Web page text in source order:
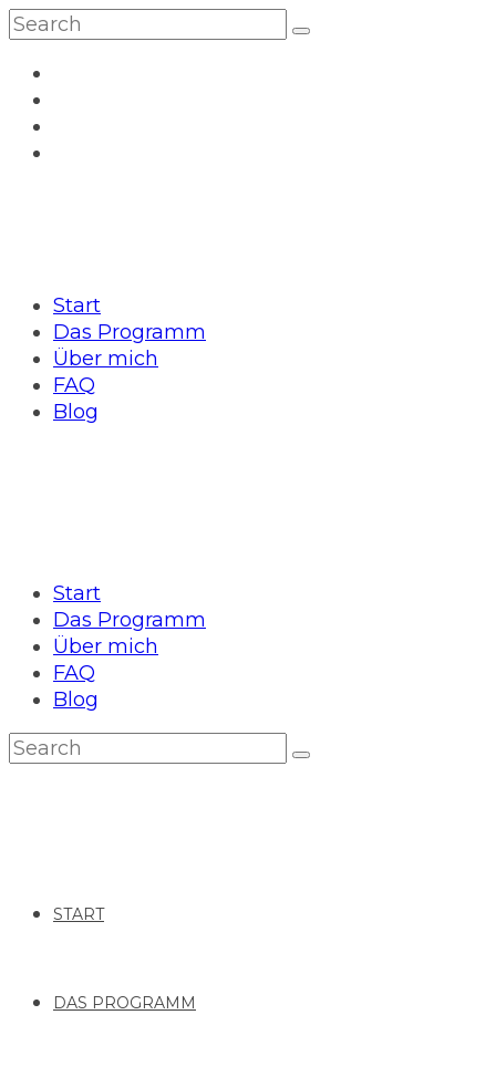
Start
Das Programm
Über mich
FAQ
Blog
Start
Das Programm
Über mich
FAQ
Blog
START
DAS PROGRAMM